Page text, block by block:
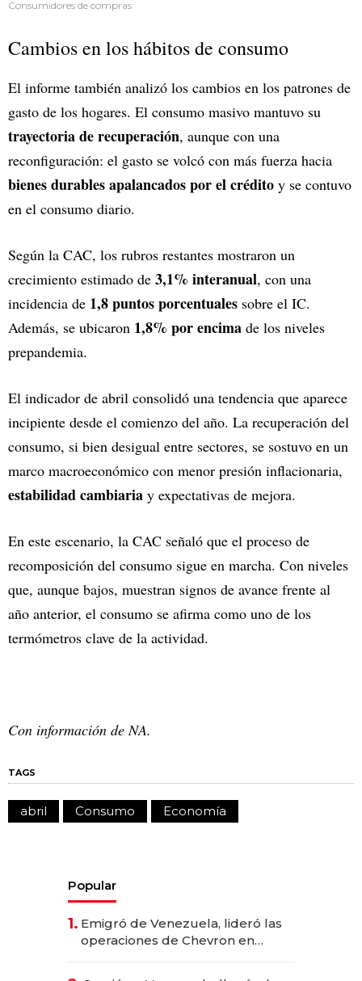
Consumidores de compras
Cambios en los hábitos de consumo
El informe también analizó los cambios en los patrones de
gasto de los hogares. El consumo masivo mantuvo su
trayectoria de recuperación, aunque con una
reconfiguración: el gasto se volcó con más fuerza hacia
bienes durables apalancados por el crédito y se contuvo
en el consumo diario.
Según la CAC, los rubros restantes mostraron un
crecimiento estimado de 3,1% interanual, con una
incidencia de 1,8 puntos porcentuales sobre el IC.
Además, se ubicaron 1,8% por encima de los niveles
prepandemia.
El indicador de abril consolidó una tendencia que aparece
incipiente desde el comienzo del año. La recuperación del
consumo, si bien desigual entre sectores, se sostuvo en un
marco macroeconómico con menor presión inflacionaria,
estabilidad cambiaria y expectativas de mejora.
En este escenario, la CAC señaló que el proceso de
recomposición del consumo sigue en marcha. Con niveles
que, aunque bajos, muestran signos de avance frente al
año anterior, el consumo se afirma como uno de los
termómetros clave de la actividad.
Con información de NA.
TAGS
abril Consumo Economía
Popular
1. Emigró de Venezuela, lideró las
operaciones de Chevron en